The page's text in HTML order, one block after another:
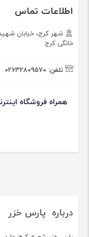
اطلاعات تماس
خانگی کرج
تلفن: 02632809570
همراه فروشگاه
درباره پارس خزر